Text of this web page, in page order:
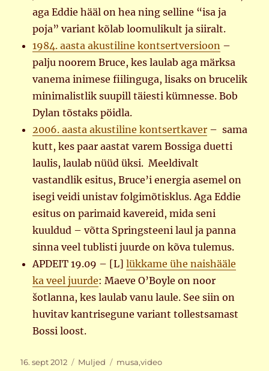
aga Eddie hääl on hea ning selline “isa ja
poja” variant kõlab loomulikult ja siiralt.
1984. aasta akustiline kontsertversioon –
palju noorem Bruce, kes laulab aga märksa
vanema inimese fiilinguga, lisaks on brucelik
minimalistlik suupill täiesti kümnesse. Bob
Dylan tõstaks pöidla.
2006. aasta akustiline kontsertkaver – sama
kutt, kes paar aastat varem Bossiga duetti
laulis, laulab nüüd üksi. Meeldivalt
vastandlik esitus, Bruce’i energia asemel on
isegi veidi unistav folgimõtisklus. Aga Eddie
esitus on parimaid kavereid, mida seni
kuuldud – võtta Springsteeni laul ja panna
sinna veel tublisti juurde on kõva tulemus.
APDEIT 19.09 – [L]lükkame ühe naishääle
ka veel juurde: Maeve O’Boyle on noor
šotlanna, kes laulab vanu laule. See siin on
huvitav kantrisegune variant tollestsamast
Bossi loost.
Postitatud
16. sept 2012 Rubriigid
Muljed Sildid
musa,video